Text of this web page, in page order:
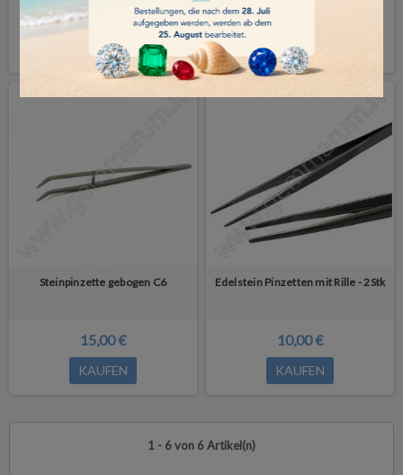
8,00 €
KAUFEN KAUFEN
Steinpinzette gebogen C6
15,00 €
KAUFEN
Edelstein Pinzetten mit Rille - 2Stk
10,00 €
KAUFEN
1 - 6 von 6 Artikel(n)